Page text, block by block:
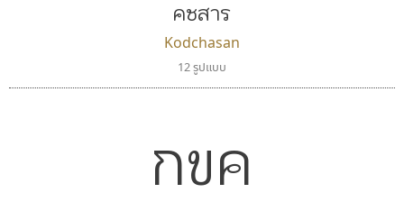
คชสาร
Kodchasan
12 รูปแบบ
กขค